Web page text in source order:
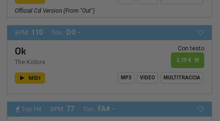
Official Cd Version (from "out")
BPM: 110 Ton.: DO -
Ok
The Kolors
Con testo
2,19 €
MIDI MP3 VIDEO MULTITRACCIA
Top Hit BPM: 77 Ton.: FA# -